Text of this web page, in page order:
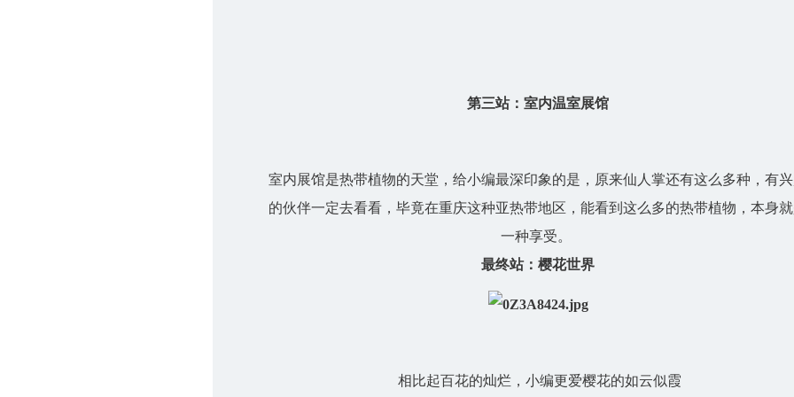
第三站：室内温室展馆
室内展馆是热带植物的天堂，给小编最深印象的是，原来仙人掌还有这么多种，有
的伙伴一定去看看，毕竟在重庆这种亚热带地区，能看到这么多的热带植物，本身
一种享受。
最终站：樱花世界
相比起百花的灿烂，小编更爱樱花的如云似霞